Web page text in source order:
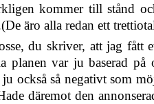
kommer till stånd
äro alla redan ett
du skriver, att jag fått
planen var ju baserad
ju också så negativt som
däremot den